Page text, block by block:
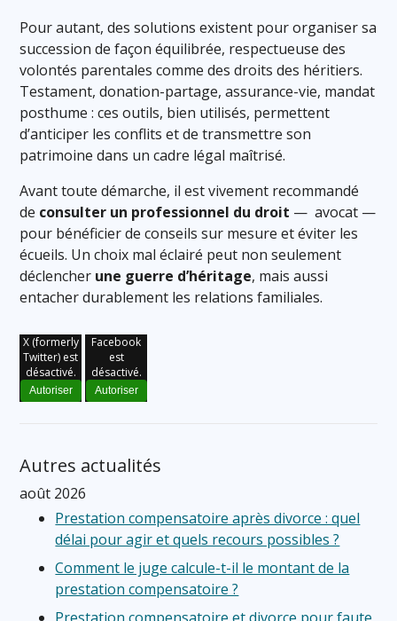
Pour autant, des solutions existent pour organiser sa
succession de façon équilibrée, respectueuse des
volontés parentales comme des droits des héritiers.
Testament, donation-partage, assurance-vie, mandat
posthume : ces outils, bien utilisés, permettent
d’anticiper les conflits et de transmettre son
patrimoine dans un cadre légal maîtrisé.
Avant toute démarche, il est vivement recommandé
de consulter un professionnel du droit — avocat —
pour bénéficier de conseils sur mesure et éviter les
écueils. Un choix mal éclairé peut non seulement
déclencher une guerre d’héritage, mais aussi
entacher durablement les relations familiales.
X (formerly
Twitter) est
désactivé.
Autoriser
Facebook
est
désactivé.
Autoriser
Autres actualités
août 2026
Prestation compensatoire après divorce : quel
délai pour agir et quels recours possibles ?
Comment le juge calcule-t-il le montant de la
prestation compensatoire ?